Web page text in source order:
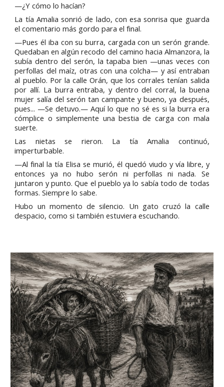
—¿Y cómo lo hacían?
La tía Amalia sonrió de lado, con esa sonrisa que guarda
el comentario más gordo para el final.
—Pues él iba con su burra, cargada con un serón grande.
Quedaban en algún recodo del camino hacia Almanzora, la
subía dentro del serón, la tapaba bien —unas veces con
perfollas del maíz, otras con una colcha— y así entraban
al pueblo. Por la calle Orán, que los corrales tenían salida
por allí. La burra entraba, y dentro del corral, la buena
mujer salía del serón tan campante y bueno, ya después,
pues... —Se detuvo.— Aquí lo que no sé es si la burra era
cómplice o simplemente una bestia de carga con mala
suerte.
Las nietas se rieron. La tía Amalia continuó,
imperturbable.
—Al final la tía Elisa se murió, él quedó viudo y vía libre, y
entonces ya no hubo serón ni perfollas ni nada. Se
juntaron y punto. Que el pueblo ya lo sabía todo de todas
formas. Siempre lo sabe.
Hubo un momento de silencio. Un gato cruzó la calle
despacio, como si también estuviera escuchando.